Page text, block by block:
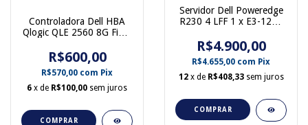
Controladora Dell HBA
Qlogic QLE 2560 8G Fibra
R$600,00
R$570,00 com Pix
6 x de R$100,00 sem juros
COMPRAR
Servidor Dell Poweredge
R230 4 LFF 1 x E3-1220
TB 1 Fonte
R$4.900,00
R$4.655,00 com Pix
12 x de R$408,33 sem juros
COMPRAR